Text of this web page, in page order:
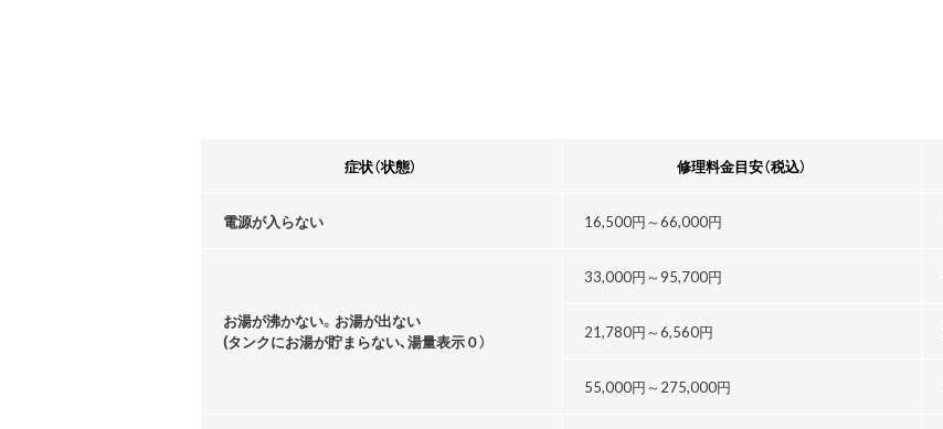
症状（状態） 修理料金目安（税込）
電源が入らない 16,500円～66,000円
お湯が沸かない。お湯が出ない
(タンクにお湯が貯まらない､湯量表示０）
33,000円～95,700円
21,780円～6,560円
55,000円～ 275,000円